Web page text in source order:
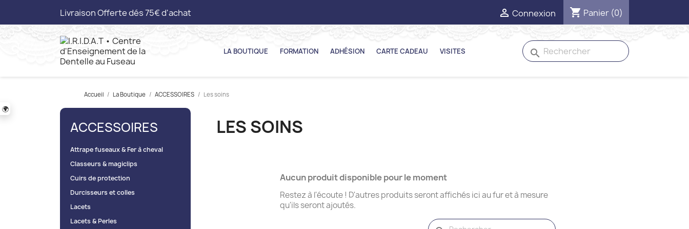
🌍
Livraison Offerte dés 75€ d'achat  Connexion shopping_cart Panier (0)
LA BOUTIQUE FORMATION ADHÉSION CARTE CADEAU VISITES search
Accueil La Boutique ACCESSOIRES Les soins
ACCESSOIRES
Attrape fuseaux & Fer à cheval
Classeurs & magiclips
Cuirs de protection
Durcisseurs et colles
Lacets
Lacets & Perles
LES SOINS
Aucun produit disponible pour le moment
Restez à l'écoute ! D'autres produits seront affichés ici au fur et à mesure
qu'ils seront ajoutés.